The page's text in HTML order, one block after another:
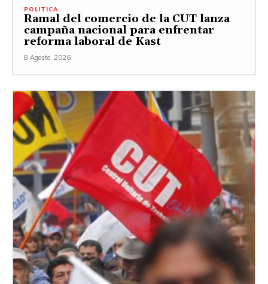
POLITICA
Ramal del comercio de la CUT lanza
campaña nacional para enfrentar
reforma laboral de Kast
8 Agosto, 2026